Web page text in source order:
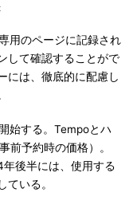
用のページに記録され
して確認することがで
には、徹底的に配慮し
始する。Tempoとハ
前予約時の価格）。
後半には、使用する
ている。